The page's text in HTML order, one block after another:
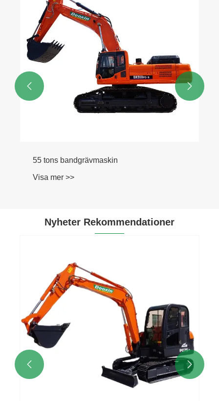
Visa mer >>
 
Nyheter Rekommendationer
6-stegs temperaturkontrollmetod för
grävmaskiner
Visa mer >>
 